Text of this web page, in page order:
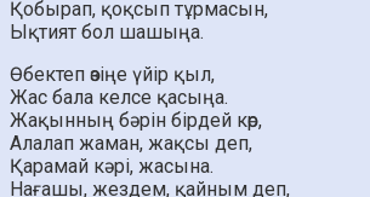
Қобырап, қоқсып тұрмасын,
Ықтият бол шашыңа.
Өбектеп өзіңе үйір қыл,
Жас бала келсе қасыңа.
Жақынның бәрін бірдей көр,
Алалап жаман, жақсы деп,
Қарамай кәрі, жасына.
Нағашы, жездем, қайным деп,